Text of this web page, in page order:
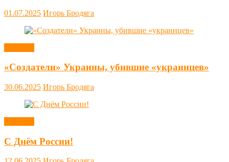
01.07.2025 Игорь Бродяга
«Создатели» Украины, убившие «украинцев»
30.06.2025 Игорь Бродяга
С Днём России!